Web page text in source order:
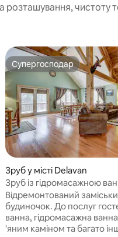
розташування, чистоту
4,91 з 5, відгуки: 226
Супергосподар
Супергосподар
Зруб у місті Delavan
Зруб із гідромасажною
відкритому повітрі
Можна перебувати з
тваринами
Відремонтований
будиночок. До послуг
ванна, гідромасажна
'яним каміном та багато